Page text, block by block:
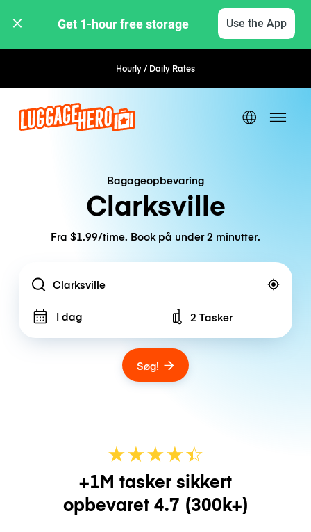
Get 1-hour free storage Use the App
Hourly / Daily RatesFlexible Booking
Bagageopbevaring
Clarksville
Fra $1.99/time. Book på under 2 minutter.
Location
I dag Number of bags
2 Tasker
Søg!
★★★★☆
★
+1M tasker sikkert
opbevaret 4.7 (300k+)